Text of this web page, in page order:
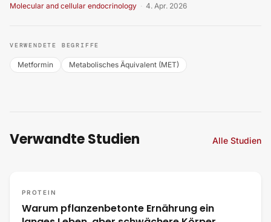
Molecular and cellular endocrinology · 4. Apr. 2026
VERWENDETE BEGRIFFE
Metformin Metabolisches Äquivalent (MET)
Verwandte Studien Alle Studien
PROTEIN
Warum pflanzenbetonte Ernährung ein